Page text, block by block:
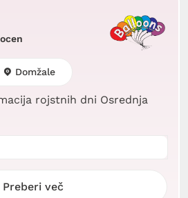
ocen
rojstnih dni Osrednja
Domžale
Preberi več